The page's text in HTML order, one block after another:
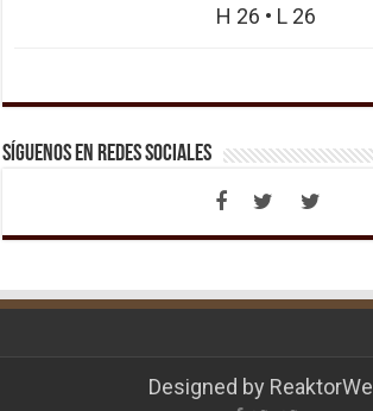
H 26 • L 26
Síguenos en Redes Sociales
Designed by